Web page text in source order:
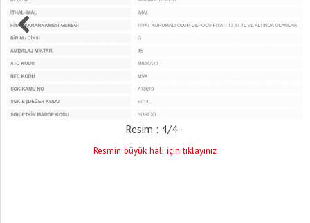
Resim : 4/4
Resmin büyük hali için tıklayınız